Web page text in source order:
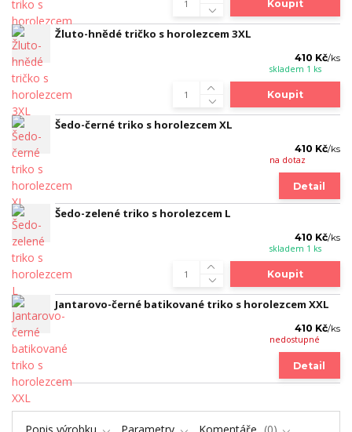
Koupit
Žluto-hnědé tričko s horolezcem 3XL
410 Kč/ks
skladem 1 ks
Koupit
Šedo-černé triko s horolezcem XL
410 Kč/ks
na dotaz
Detail
Šedo-zelené triko s horolezcem L
410 Kč/ks
skladem 1 ks
Koupit
Jantarovo-černé batikované triko s horolezcem XXL
410 Kč/ks
nedostupné
Detail
Popis výrobku Parametry Komentáře 0